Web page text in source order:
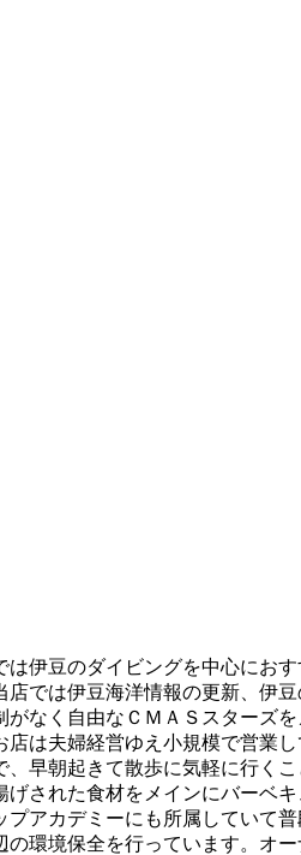
伊豆のダイビングを中心にお
店では伊豆海洋情報の更新、伊
がなく自由なＣＭＡＳスターズ
店は夫婦経営ゆえ小規模で営業
早朝起きて散歩に気軽に行く
げされた食材をメインにバーベ
アカデミーにも所属していて
環境保全を行っています。オ